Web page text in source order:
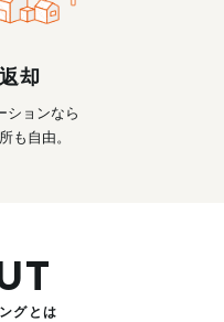
却
ションなら
も自由。
グとは